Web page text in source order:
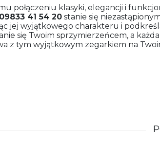
połączeniu klasyki, elegancji i
41 54 20 stanie się
jej wyjątkowego charakteru i
się Twoim sprzymierzeńcem, a
z tym wyjątkowym zegarkiem na